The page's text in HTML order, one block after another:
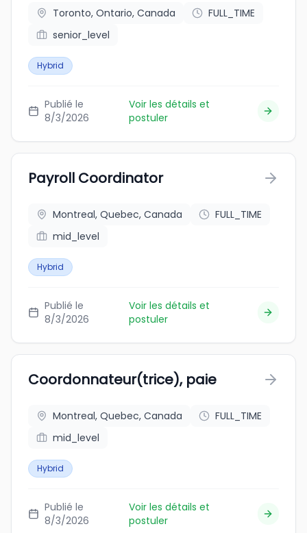
Toronto, Ontario, Canada
FULL_TIME
senior_level
Hybrid
Publié le
8/3/2026
Voir les détails et
postuler
Payroll Coordinator
Montreal, Quebec, Canada
FULL_TIME
mid_level
Hybrid
Publié le
8/3/2026
Voir les détails et
postuler
Coordonnateur(trice), paie
Montreal, Quebec, Canada
FULL_TIME
mid_level
Hybrid
Publié le
8/3/2026
Voir les détails et
postuler